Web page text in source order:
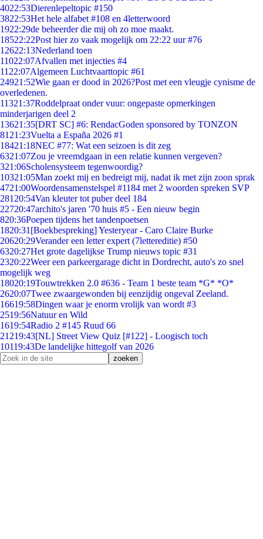
4022:53Dierenlepeltopic #150
3822:53Het hele alfabet #108 en 4letterwoord
1922:29de beheerder die mij oh zo moe maakt.
18522:22Post hier zo vaak mogelijk om 22:22 uur #76
12622:13Nederland toen
11022:07Afvallen met injecties #4
11 22:07Algemeen Luchtvaarttopic #61
24921:52Wie gaan er dood in 2026?Post met een vleugje cynisme de
overledenen.
11321:37Roddelpraat onder vuur: ongepaste opmerkingen
minderjarigen deel 2
13621:35[DRT SC] #6: RendacGoden sponsored by TONZON
81 21:23Vuelta a España 2026 #1
18421:18NEC #77: Wat een seizoen is dit zeg
6321:07Zou je vreemdgaan in een relatie kunnen vergeven?
321:06Scholensysteem tegenwoordig?
10321:05Man zoekt mij en bedreigt mij, nadat ik met zijn zoon sprak
4721:00Woordensamenstelspel #1184 met 2 woorden spreken SVP
281 20:54Van kleuter tot puber deel 184
22720:47archito's jaren '70 huis #5 - Een nieuw begin
820:36Poepen tijdens het tandenpoetsen
1820:31 [Boekbespreking] Yesteryear - Caro Claire Burke
20620:29Verander een letter expert (7lettereditie) #50
6320:27Het grote dagelijkse Trump nieuws topic #31
2320:22Weer een parkeergarage dicht in Dordrecht, auto's zo snel
mogelijk weg
18020:19Touwtrekken 2.0 #636 - Team 1 beste team *G* *O*
2620:07Twee zwaargewonden bij eenzijdig ongeval Zeeland.
16619:58Dingen waar je enorm vrolijk van wordt #3
2519:56Natuur en Wild
1619:54Radio 2 #145 Ruud 66
21219:43[NL] Street View Quiz [#122] - Loogisch toch
10119:43De landelijke hittegolf van 2026